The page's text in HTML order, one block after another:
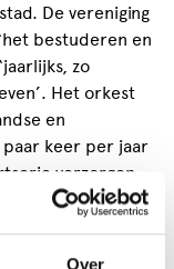
Over
De vereniging
bestuderen en
zo
Het orkest
en
keer per jaar
verzorgen.
de